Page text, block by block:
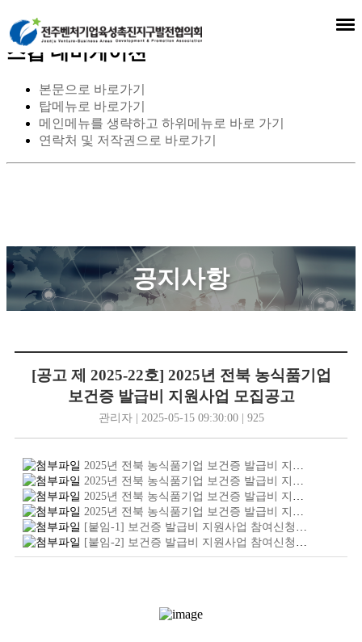
스킵 네비게이션
본문으로 바로가기
탑메뉴로 바로가기
메인메뉴를 생략하고 하위메뉴로 바로 가기
연락처 및 저작권으로 바로가기
공지사항
[공고 제 2025-22호] 2025년 전북 농식품기업
보건증 발급비 지원사업 모집공고
관리자 | 2025-05-15 09:30:00 | 925
2025년 전북 농식품기업 보건증 발급비 지원사업 모집공고_1_.jpg
2025년 전북 농식품기업 보건증 발급비 지원사업 모집공고_2_.jpg
2025년 전북 농식품기업 보건증 발급비 지원사업 모집공고_3_.jpg
2025년 전북 농식품기업 보건증 발급비 지원사업 모집공고.pdf
[붙임-1] 보건증 발급비 지원사업 참여신청서_구직자용.hwp
[붙임-2] 보건증 발급비 지원사업 참여신청서_기업용.hwp